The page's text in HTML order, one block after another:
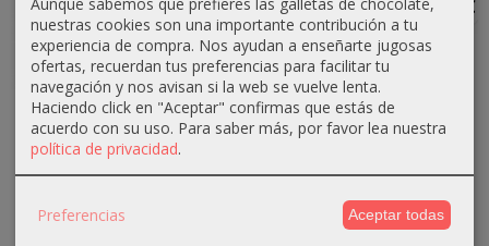
-1 €
Crema
oxigenada
Techline
1000ml
-0 €
Crema
oxigenada
Techline
75ml 40...
-3 €
Crema
oxigenada
1000ml
20...
3,50 €
-3 €
oxigenada
Absoluk
40...
3,50 €
nuestras cookies son una importante contribución a tu
experiencia de compra. Nos ayudan a enseñarte jugosas
ofertas, recuerdan tus preferencias para facilitar tu
navegación y nos avisan si la web se vuelve lenta.
Haciendo click en "Aceptar" confirmas que estás de
acuerdo con su uso. Para saber más, por favor lea nuestra
política de privacidad.
Preferencias Aceptar todas